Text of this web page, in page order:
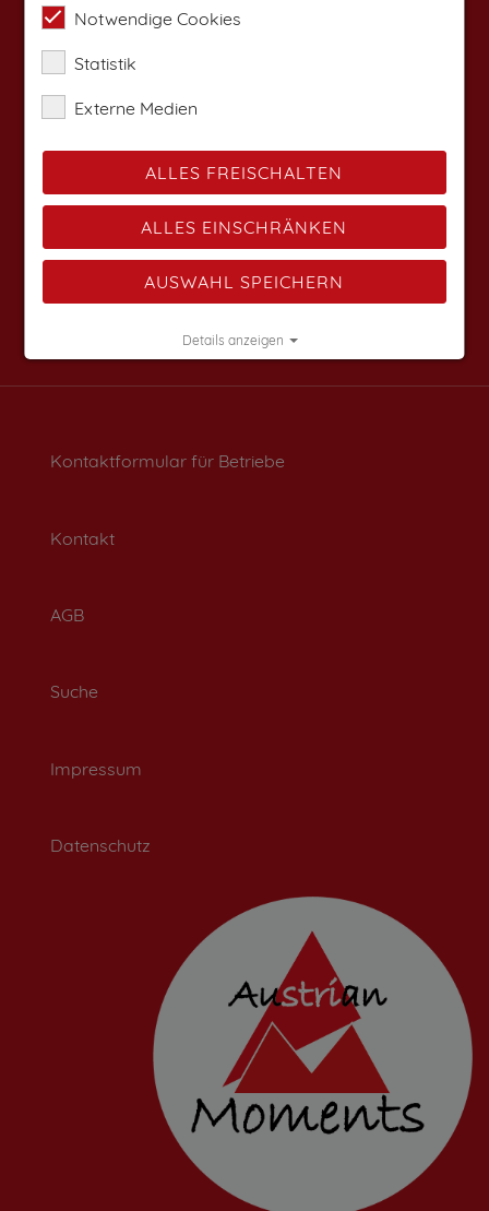
Kontaktformular für Betriebe
Kontakt
AGB
Suche
Impressum
Datenschutz
Notwendige Cookies
Statistik
Externe Medien
ALLES FREISCHALTEN
ALLES EINSCHRÄNKEN
AUSWAHL SPEICHERN
Details anzeigen
Impressum|Datenschutz